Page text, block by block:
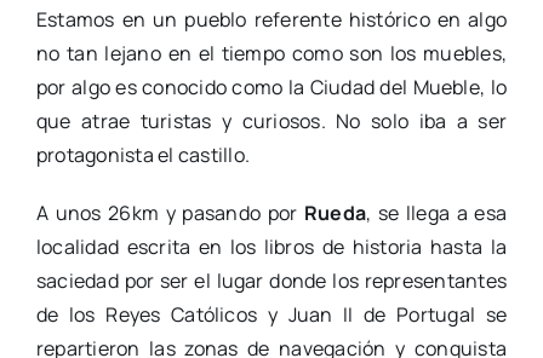
Estamos en un pueblo referente histórico en algo
no tan lejano en el tiempo como son los muebles,
por algo es conocido como la Ciudad del Mueble, lo
que atrae turistas y curiosos. No solo iba a ser
protagonista el castillo.
A unos 26km y pasando por Rueda, se llega a esa
localidad escrita en los libros de historia hasta la
saciedad por ser el lugar donde los representantes
de los Reyes Católicos y Juan II de Portugal se
repartieron las zonas de navegación y conquista